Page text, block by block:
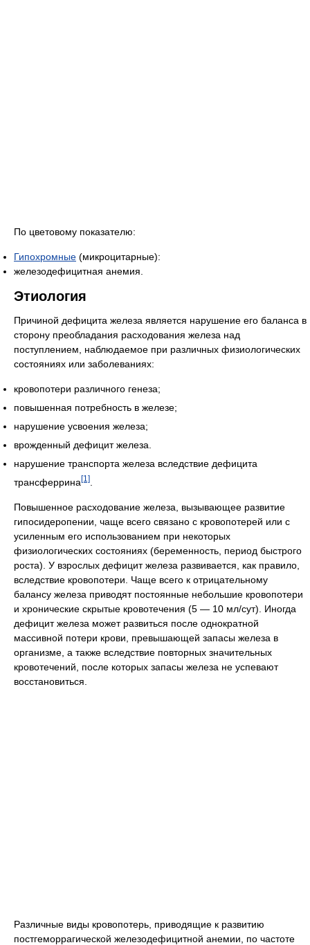
По цветовому показателю:
Гипохромные (микроцитарные):
железодефицитная анемия.
Этиология
Причиной дефицита железа является нарушение его баланса в
сторону преобладания расходования железа над
поступлением, наблюдаемое при различных физиологических
состояниях или заболеваниях:
кровопотери различного генеза;
повышенная потребность в железе;
нарушение усвоения железа;
врожденный дефицит железа.
нарушение транспорта железа вследствие дефицита
трансферрина[1]
Повышенное расходование железа, вызывающее развитие
гипосидеропении, чаще всего связано с кровопотерей или с
усиленным его использованием при некоторых
физиологических состояниях (беременность, период быстрого
роста). У взрослых дефицит железа развивается, как правило,
вследствие кровопотери. Чаще всего к отрицательному
балансу железа приводят постоянные небольшие кровопотери
и хронические скрытые кровотечения (5 — 10 мл/сут). Иногда
дефицит железа может развиться после однократной
массивной потери крови, превышающей запасы железа в
организме, а также вследствие повторных значительных
кровотечений, после которых запасы железа не успевают
восстановиться.
Различные виды кровопотерь, приводящие к развитию
постгеморрагической железодефицитной анемии, по частоте